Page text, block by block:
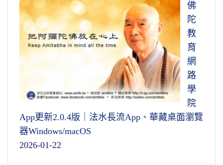
佛
陀
教
育
網
路
學
院
App更新2.0.4版｜法水長流App、華藏桌面瀏覽
器Windows/macOS
2026-01-22